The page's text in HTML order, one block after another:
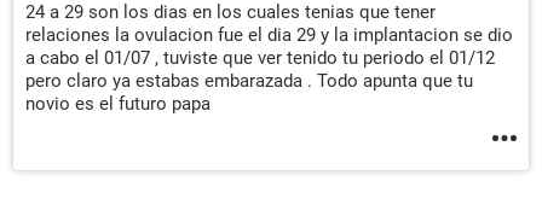
24 a 29 son los dias en los cuales tenias que tener
relaciones la ovulacion fue el dia 29 y la implantacion se dio
a cabo el 01/07 , tuviste que ver tenido tu periodo el 01/12
pero claro ya estabas embarazada . Todo apunta que tu
novio es el futuro papa